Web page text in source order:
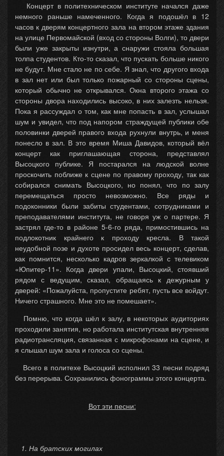
Концерт в политехническом институте начался даже
немного раньше намеченного. Когда я подошёл в 12
часов к дверям концертного зала на втором этаже здания
на улице Первомайской (вход со стороны Волги), то двери
были уже закрыты изнутри, а снаружи стояла большая
толпа студентов. Кто-то сказал, что пускать больше никого
не будут. Мне стало не по себе. Я знал, что другого входа
в зал нет или был только пожарный со стороны сцены,
который обычно не открывался. Окна второго этажа со
стороны двора находились высоко, в них залезть нельзя.
Пока я рассуждал о том, как мне попасть в зал, услышал
шум и увидел, что под напором страждущей публики обе
половинки дверей правого входа рухнули внутрь, и меня
понесло в зал. В это время Миша Давидов, который вёл
концерт как приглашающая сторона, представлял
Высоцкого публике. Я постарался на людской волне
проскочить поближе к сцене по правому проходу, так как
собирался снимать Высоцкого, но понял, что по залу
перемещаться просто невозможно. Все ряды и
подоконники были забиты студентами, сотрудниками и
преподавателями института, не говоря уж о партере. Я
застрял где-то в районе 5-6-го ряда, примостившись на
подлокотник крайнего к проходу кресла. В такой
неудобной позе и духоте просидел весь концерт, сделав,
как помнится, несколько кадров зеркалкой с телевиком
«Юпитер-11». Когда двери упали, Высоцкий, стоявший
рядом с ведущим, сказал, обращаясь к дежурным у
дверей: «Пожалуйста, пропустите ребят, пусть все войдут.
Ничего страшного. Мне это не помешает».
Помню, что когда шёл к залу, в некоторых аудиториях
проходили занятия, но работала институтская внутренняя
радиотрансляция, связанная с микрофонами на сцене, и
я слышал шум зала и голоса со сцены.
Всего в политехе Высоцкий исполнил 33 песни подряд
без перерыва. Сохранились фонограммы этого концерта.
Вот эти песни:
1. На братских могилах